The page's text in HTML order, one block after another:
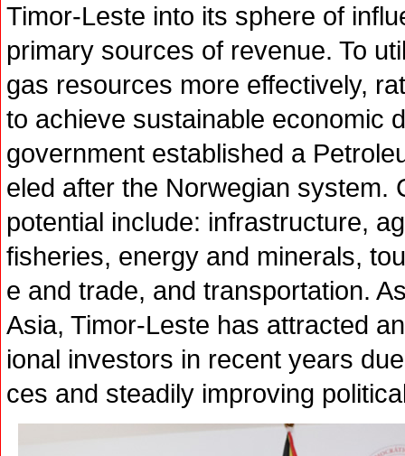
Timor-Leste into its sphere of
primary sources of revenue. To
gas resources more effectively,
to achieve sustainable economic
government established a
eled after the Norwegian system.
potential include: infrastructure,
fisheries, energy and minerals,
e and trade, and transportation.
Asia, Timor-Leste has attracted
ional investors in recent years
ces and steadily improving